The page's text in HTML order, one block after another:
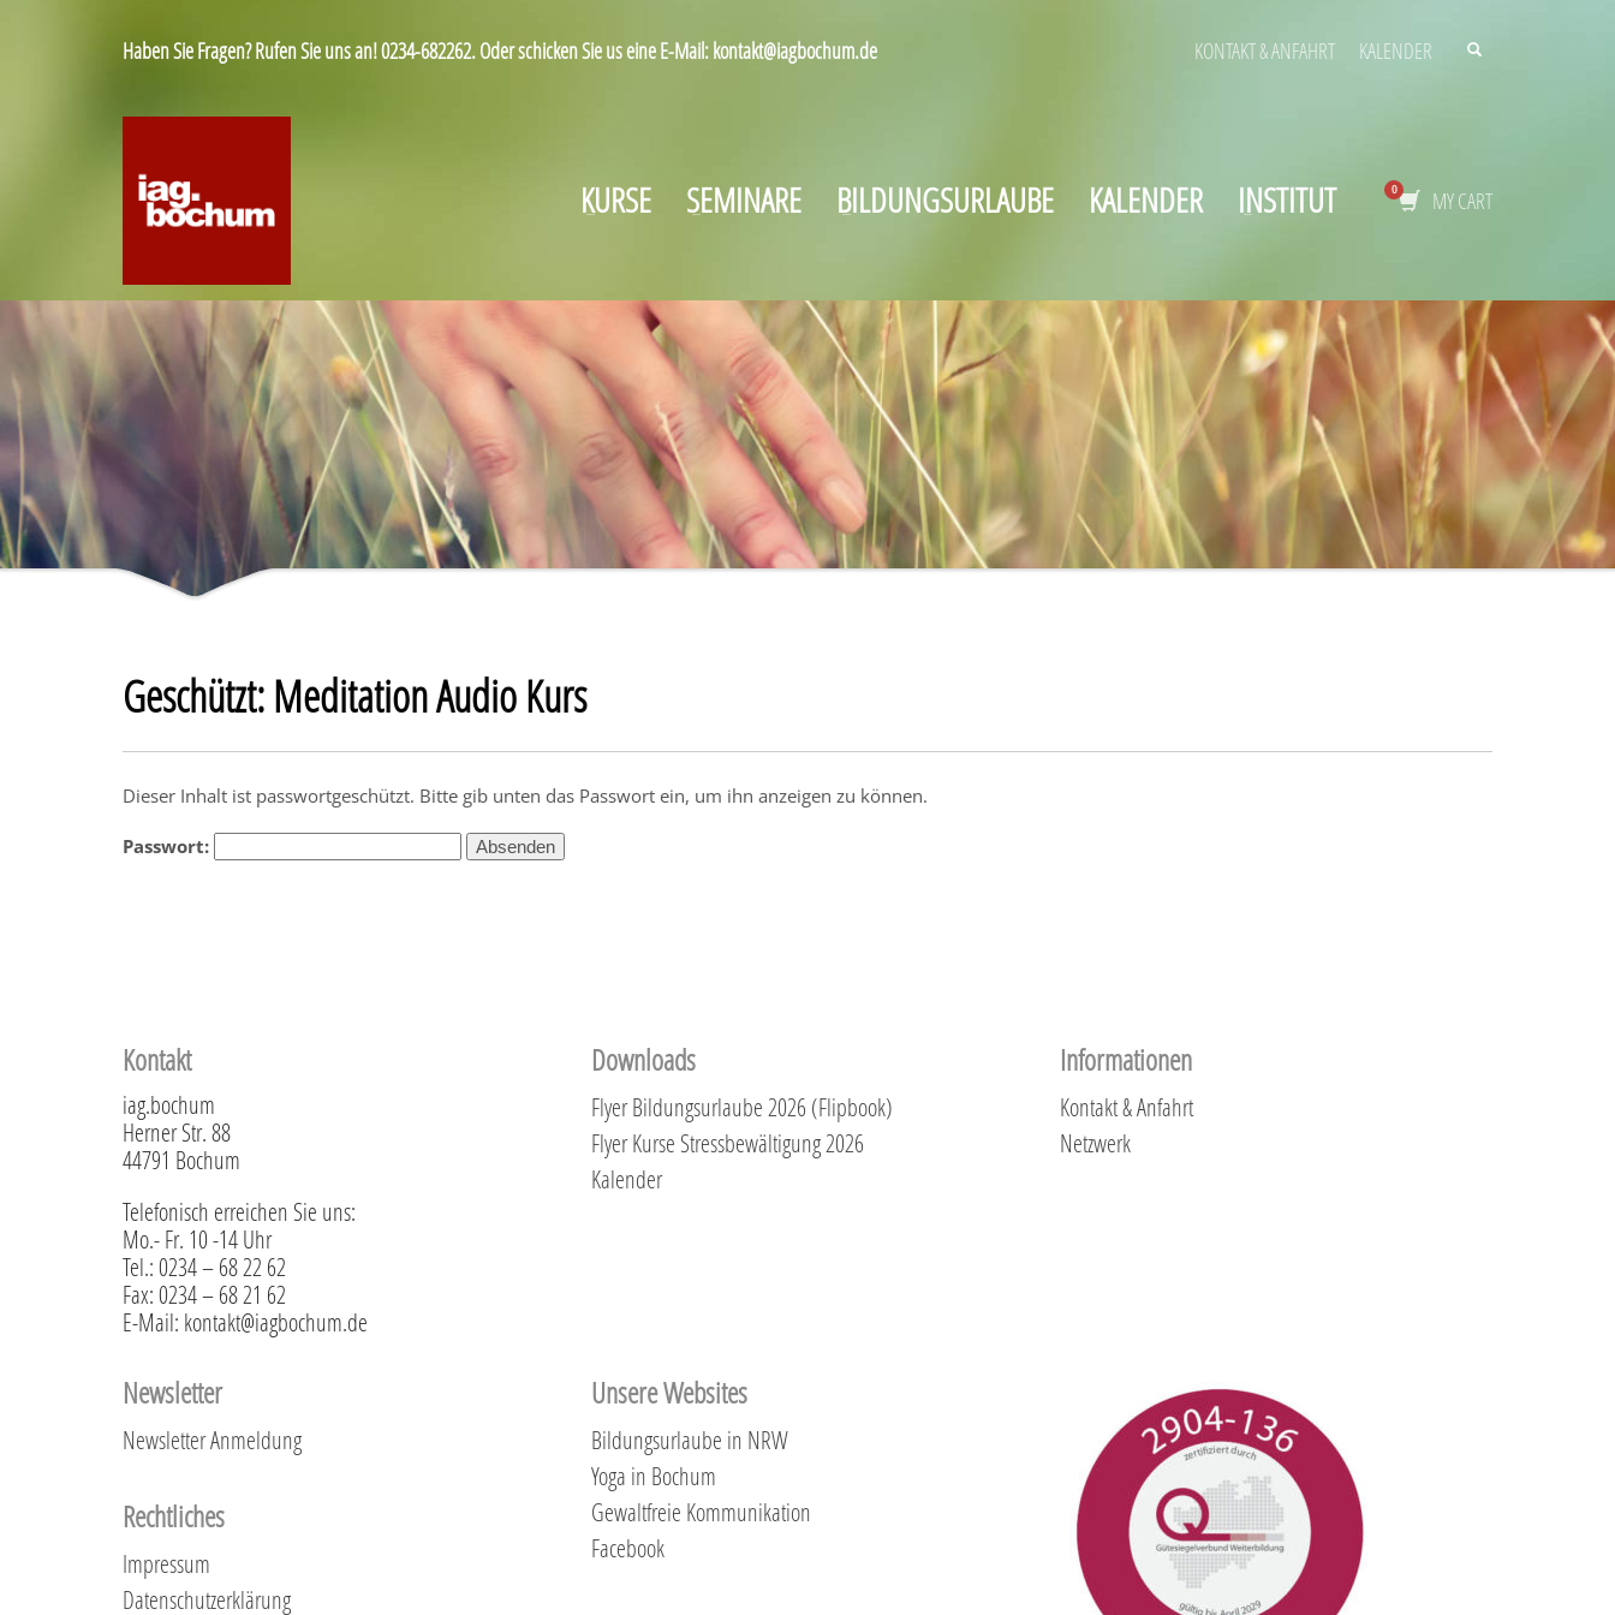
Haben Sie Fragen? Rufen Sie uns an! 0234-682262. Oder schicken Sie us eine E-Mail: kontakt@iagbochum.de KONTAKT & ANFAHRT KALENDER
KURSE SEMINARE BILDUNGSURLAUBE KALENDER INSTITUT MY CART
Geschützt: Meditation Audio Kurs
Dieser Inhalt ist passwortgeschützt. Bitte gib unten das Passwort ein, um ihn anzeigen zu können.
Passwort:
Kontakt
iag.bochum
Herner Str. 88
44791 Bochum
Telefonisch erreichen Sie uns:
Mo.- Fr. 10 -14 Uhr
Tel.: 0234 – 68 22 62
Fax: 0234 – 68 21 62
E-Mail: kontakt@iagbochum.de
Downloads
Flyer Bildungsurlaube 2026 (Flipbook)
Flyer Kurse Stressbewältigung 2026
Kalender
Informationen
Kontakt & Anfahrt
Netzwerk
Newsletter
Newsletter Anmeldung
Rechtliches
Impressum
Datenschutzerklärung
Unsere Websites
Bildungsurlaube in NRW
Yoga in Bochum
Gewaltfreie Kommunikation
Facebook